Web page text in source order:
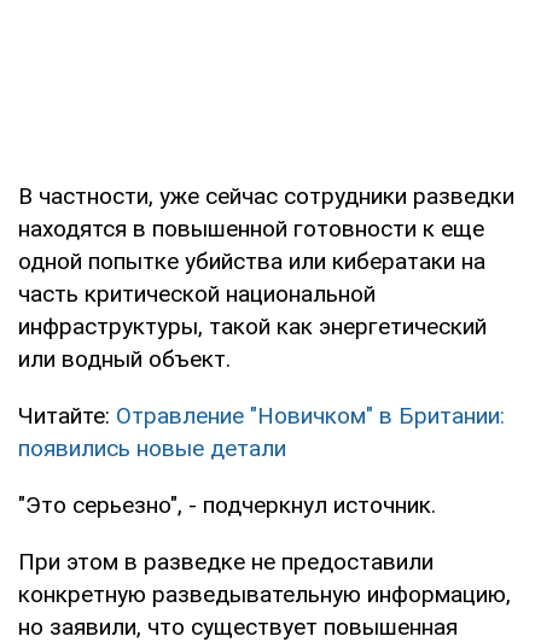
В частности, уже сейчас сотрудники разведки
находятся в повышенной готовности к еще
одной попытке убийства или кибератаки на
часть критической национальной
инфраструктуры, такой как энергетический
или водный объект.
Читайте: Отравление "Новичком" в Британии:
появились новые детали
"Это серьезно", - подчеркнул источник.
При этом в разведке не предоставили
конкретную разведывательную информацию,
но заявили, что существует повышенная